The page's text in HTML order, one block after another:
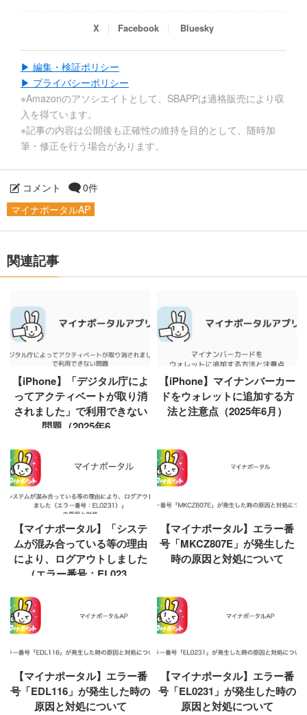
X Facebook Bluesky
▶ 編集・検証ポリシー
▶ プライバシーポリシー
※Amazonのアソシエイトとして、SBAPPは適格販売により収
入を得ています。
※記事の内容は公開後も正確性の維持を目的として、随時加
筆・修正を行う場合があります。
コメント
0件
マイナポータルAP
関連記事
【iPhone】「デジタル庁によ
ってアクティベートが取り消
されました」で利用できない
問題（2025年6...
【iPhone】マイナンバーカー
ドをウォレットに追加する方
法と注意点（2025年6月）
【マイナポータル】「システ
ムが混み合っている等の理由
により、ログアウトしました
（エラー番号：EL023...
【マイナポータル】エラー番
号「MKCZ807E」が発生した
時の原因と対処について
【マイナポータル】エラー番
号「EDL116」が発生した時の
原因と対処について
【マイナポータル】エラー番
号「EL0231」が発生した時の
原因と対処について